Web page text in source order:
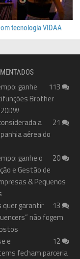
tecnologia VIDAA
113
ganhe
Brother
21
a
aérea do
20
ganhe o
e Gestão de
& Pequenos
13
quer garantir
não fogem
12
e
fecham parceria